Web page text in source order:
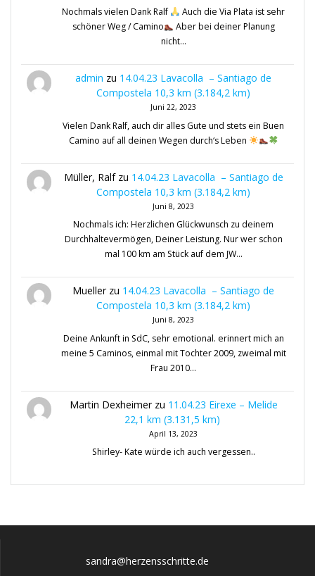
Nochmals vielen Dank Ralf
Auch die Via Plata ist sehr
schöner Weg / Camino
Aber bei deiner Planung
nicht…
admin zu 14.04.23 Lavacolla – Santiago de
Compostela 10,3 km (3.184,2 km)
Juni 22, 2023
Vielen Dank Ralf, auch dir alles Gute und stets ein Buen
Camino auf all deinen Wegen durch‘s Leben
Müller, Ralfzu 14.04.23 Lavacolla – Santiago de
Compostela 10,3 km (3.184,2 km)
Juni 8, 2023
Nochmals ich: Herzlichen Glückwunsch zu deinem
Durchhaltevermögen, Deiner Leistung. Nur wer schon
mal 100 km am Stück auf dem JW…
Muellerzu 14.04.23 Lavacolla – Santiago de
Compostela 10,3 km (3.184,2 km)
Juni 8, 2023
Deine Ankunft in SdC, sehr emotional. erinnert mich an
meine 5 Caminos, einmal mit Tochter 2009, zweimal mit
Frau 2010…
Martin Dexheimerzu 11.04.23 Eirexe – Melide
22,1 km (3.131,5 km)
April 13, 2023
Shirley- Kate würde ich auch vergessen..
sandra@herzensschritte.de